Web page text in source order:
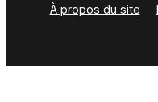
À propos du site